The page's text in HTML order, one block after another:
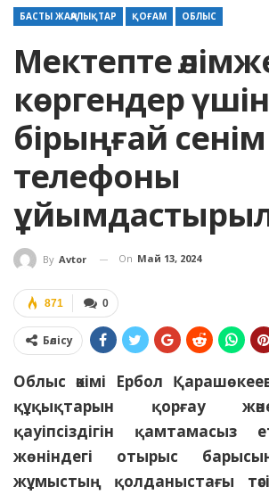
БАСТЫ ЖАҢАЛЫҚТАР ҚОҒАМ ОБЛЫС
Мектепте
көргендер үшін
бірыңғай сенім
телефоны
By Avtor On Май 13, 2024
0
871
Бөлісу
Облыс әкімі Ербол
құқықтарын қорғау
қауіпсіздігін қамтамасыз
жөніндегі отырыс
жұмыстың қолданыстағы